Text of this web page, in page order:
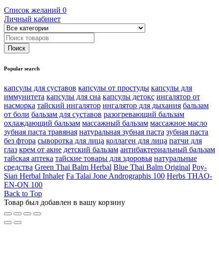
Список желаний 0
Личный кабинет
Popular search
капсулы для суставов капсулы от простуды капсулы для
иммунитета капсулы для сна капсулы детокс ингалятор от
насморка тайский ингалятор ингалятор для дыхания бальзам
от боли бальзам для суставов разогревающий бальзам
охлаждающий бальзам массажный бальзам массажное масло
зубная паста травяная натуральная зубная паста зубная паста
без фтора сыворотка для лица коллаген для лица патчи для
глаз крем от акне детский бальзам антибактериальный бальзам
тайская аптека тайские товары для здоровья натуральные
средства Green Thai Balm Herbal Blue Thai Balm Original Poy-
Sian Herbal Inhaler Fa Talai Jone Andrographis 100 Herbs THAO-
EN-ON 100
Back to Top
Товар был добавлен в вашу корзину